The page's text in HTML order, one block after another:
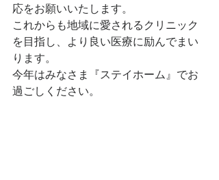
応をお願いいたします。
これからも地域に愛されるクリニック
を目指し、より良い医療に励んでまい
ります。
今年はみなさま『ステイホーム』でお
過ごしください。